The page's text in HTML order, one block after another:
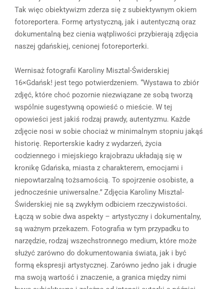
Tak więc obiektywizm zderza się z subiektywnym okiem
fotoreportera. Formę artystyczną, jak i autentyczną oraz
dokumentalną bez cienia wątpliwości przybierają zdjęcia
naszej gdańskiej, cenionej fotoreporterki.
Wernisaż fotografii Karoliny Misztal-Świderskiej
16×Gdańsk! jest tego potwierdzeniem. “Wystawa to zbiór
zdjęć, które choć pozornie niezwiązane ze sobą tworzą
wspólnie sugestywną opowieść o mieście. W tej
opowieści jest jakiś rodzaj prawdy, autentyzmu. Każde
zdjęcie nosi w sobie chociaż w minimalnym stopniu jakąś
historię. Reporterskie kadry z wydarzeń, życia
codziennego i miejskiego krajobrazu układają się w
kronikę Gdańska, miasta z charakterem, emocjami i
niepowtarzalną tożsamością. To spojrzenie osobiste, a
jednocześnie uniwersalne.” Zdjęcia Karoliny Misztal-
Świderskiej nie są zwykłym odbiciem rzeczywistości.
Łączą w sobie dwa aspekty – artystyczny i dokumentalny,
są ważnym przekazem. Fotografia w tym przypadku to
narzędzie, rodzaj wszechstronnego medium, które może
służyć zarówno do dokumentowania świata, jak i być
formą ekspresji artystycznej. Zarówno jedno jak i drugie
ma swoją wartość i znaczenie, a granica między nimi